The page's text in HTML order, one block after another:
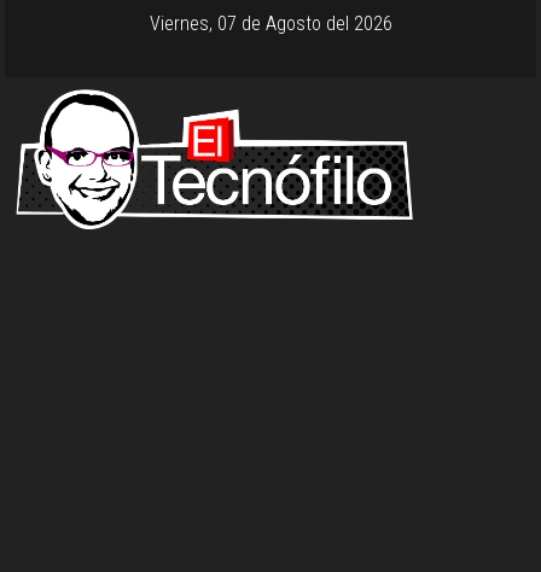
Viernes, 07 de Agosto del 2026